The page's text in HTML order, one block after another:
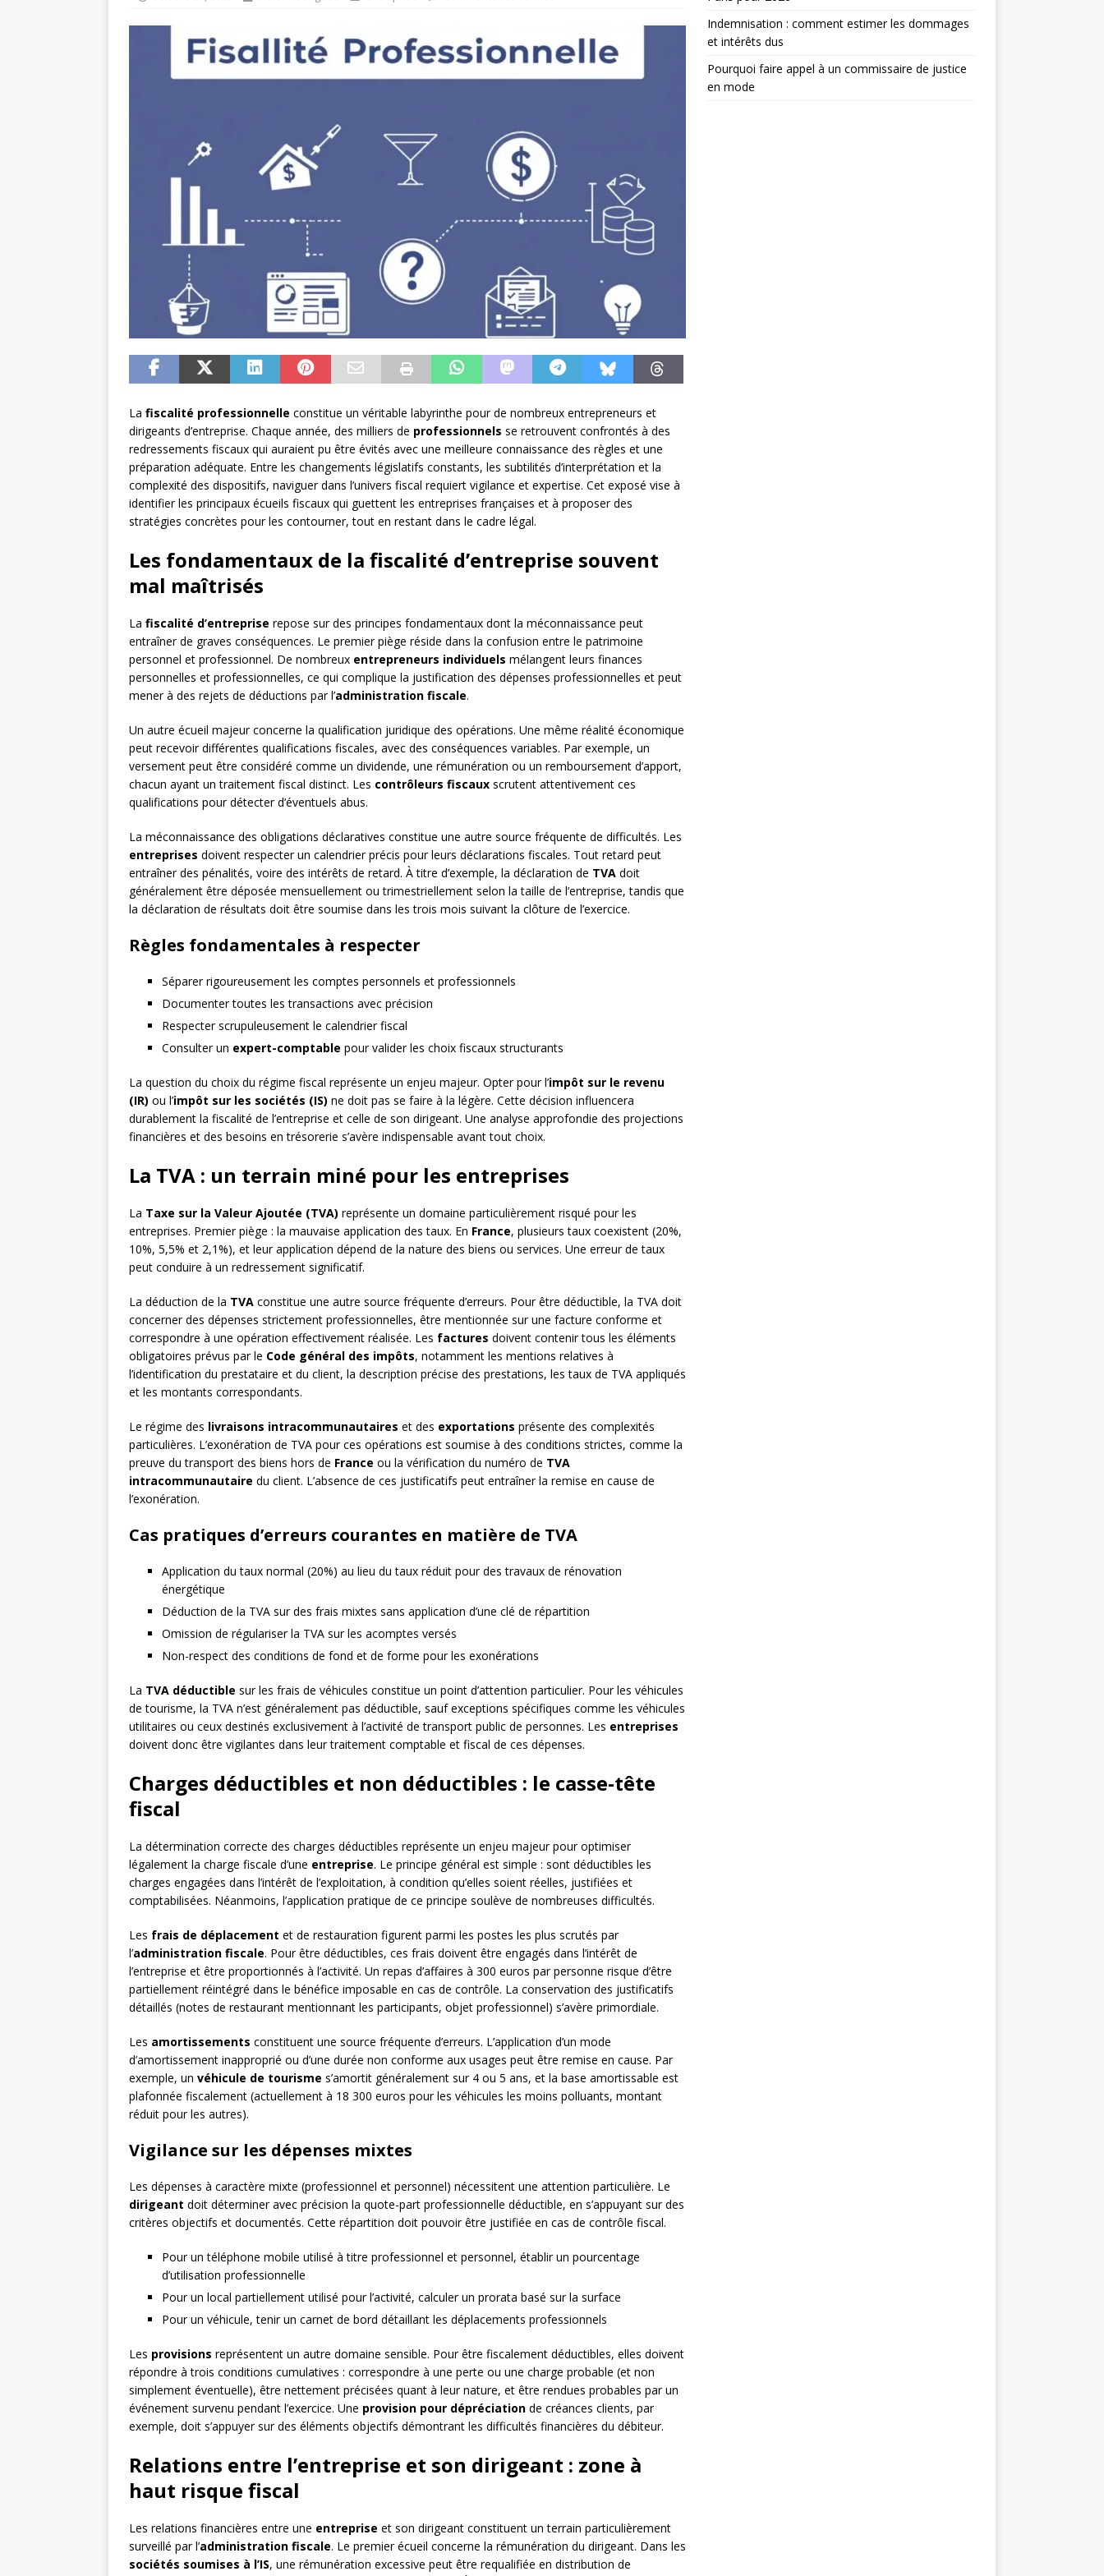
La fiscalité professionnelle constitue un véritable labyrinthe pour de nombreux entrepreneurs et
dirigeants d’entreprise. Chaque année, des milliers de professionnels se retrouvent confrontés à des
redressements fiscaux qui auraient pu être évités avec une meilleure connaissance des règles et une
préparation adéquate. Entre les changements législatifs constants, les subtilités d’interprétation et la
complexité des dispositifs, naviguer dans l’univers fiscal requiert vigilance et expertise. Cet exposé vise à
identifier les principaux écueils fiscaux qui guettent les entreprises françaises et à proposer des
stratégies concrètes pour les contourner, tout en restant dans le cadre légal.
Les fondamentaux de la fiscalité d’entreprise souvent
mal maîtrisés
La fiscalité d’entreprise repose sur des principes fondamentaux dont la méconnaissance peut
entraîner de graves conséquences. Le premier piège réside dans la confusion entre le patrimoine
personnel et professionnel. De nombreux entrepreneurs individuels mélangent leurs finances
personnelles et professionnelles, ce qui complique la justification des dépenses professionnelles et peut
mener à des rejets de déductions par l’administration fiscale.
Un autre écueil majeur concerne la qualification juridique des opérations. Une même réalité économique
peut recevoir différentes qualifications fiscales, avec des conséquences variables. Par exemple, un
versement peut être considéré comme un dividende, une rémunération ou un remboursement d’apport,
chacun ayant un traitement fiscal distinct. Les contrôleurs fiscaux scrutent attentivement ces
qualifications pour détecter d’éventuels abus.
La méconnaissance des obligations déclaratives constitue une autre source fréquente de difficultés. Les
entreprises doivent respecter un calendrier précis pour leurs déclarations fiscales. Tout retard peut
entraîner des pénalités, voire des intérêts de retard. À titre d’exemple, la déclaration de TVA doit
généralement être déposée mensuellement ou trimestriellement selon la taille de l’entreprise, tandis que
la déclaration de résultats doit être soumise dans les trois mois suivant la clôture de l’exercice.
Règles fondamentales à respecter
Séparer rigoureusement les comptes personnels et professionnels
Documenter toutes les transactions avec précision
Respecter scrupuleusement le calendrier fiscal
Consulter un expert-comptable pour valider les choix fiscaux structurants
La question du choix du régime fiscal représente un enjeu majeur. Opter pour l’impôt sur le revenu
(IR) ou l’impôt sur les sociétés (IS) ne doit pas se faire à la légère. Cette décision influencera
durablement la fiscalité de l’entreprise et celle de son dirigeant. Une analyse approfondie des projections
financières et des besoins en trésorerie s’avère indispensable avant tout choix.
La TVA : un terrain miné pour les entreprises
La Taxe sur la Valeur Ajoutée (TVA) représente un domaine particulièrement risqué pour les
entreprises. Premier piège : la mauvaise application des taux. En France, plusieurs taux coexistent (20%,
10%, 5,5% et 2,1%), et leur application dépend de la nature des biens ou services. Une erreur de taux
peut conduire à un redressement significatif.
La déduction de la TVA constitue une autre source fréquente d’erreurs. Pour être déductible, la TVA doit
concerner des dépenses strictement professionnelles, être mentionnée sur une facture conforme et
correspondre à une opération effectivement réalisée. Les factures doivent contenir tous les éléments
obligatoires prévus par le Code général des impôts, notamment les mentions relatives à
l’identification du prestataire et du client, la description précise des prestations, les taux de TVA appliqués
et les montants correspondants.
Le régime des livraisons intracommunautaires et des exportations présente des complexités
particulières. L’exonération de TVA pour ces opérations est soumise à des conditions strictes, comme la
preuve du transport des biens hors de France ou la vérification du numéro de TVA
intracommunautaire du client. L’absence de ces justificatifs peut entraîner la remise en cause de
l’exonération.
Cas pratiques d’erreurs courantes en matière de TVA
Application du taux normal (20%) au lieu du taux réduit pour des travaux de rénovation
énergétique
Déduction de la TVA sur des frais mixtes sans application d’une clé de répartition
Omission de régulariser la TVA sur les acomptes versés
Non-respect des conditions de fond et de forme pour les exonérations
La TVA déductible sur les frais de véhicules constitue un point d’attention particulier. Pour les véhicules
de tourisme, la TVA n’est généralement pas déductible, sauf exceptions spécifiques comme les véhicules
utilitaires ou ceux destinés exclusivement à l’activité de transport public de personnes. Les entreprises
doivent donc être vigilantes dans leur traitement comptable et fiscal de ces dépenses.
Charges déductibles et non déductibles : le casse-tête
fiscal
La détermination correcte des charges déductibles représente un enjeu majeur pour optimiser
légalement la charge fiscale d’une entreprise. Le principe général est simple : sont déductibles les
charges engagées dans l’intérêt de l’exploitation, à condition qu’elles soient réelles, justifiées et
comptabilisées. Néanmoins, l’application pratique de ce principe soulève de nombreuses difficultés.
Les frais de déplacement et de restauration figurent parmi les postes les plus scrutés par
l’administration fiscale. Pour être déductibles, ces frais doivent être engagés dans l’intérêt de
l’entreprise et être proportionnés à l’activité. Un repas d’affaires à 300 euros par personne risque d’être
partiellement réintégré dans le bénéfice imposable en cas de contrôle. La conservation des justificatifs
détaillés (notes de restaurant mentionnant les participants, objet professionnel) s’avère primordiale.
Les amortissements constituent une source fréquente d’erreurs. L’application d’un mode
d’amortissement inapproprié ou d’une durée non conforme aux usages peut être remise en cause. Par
exemple, un véhicule de tourisme s’amortit généralement sur 4 ou 5 ans, et la base amortissable est
plafonnée fiscalement (actuellement à 18 300 euros pour les véhicules les moins polluants, montant
réduit pour les autres).
Vigilance sur les dépenses mixtes
Les dépenses à caractère mixte (professionnel et personnel) nécessitent une attention particulière. Le
dirigeant doit déterminer avec précision la quote-part professionnelle déductible, en s’appuyant sur des
critères objectifs et documentés. Cette répartition doit pouvoir être justifiée en cas de contrôle fiscal.
Pour un téléphone mobile utilisé à titre professionnel et personnel, établir un pourcentage
d’utilisation professionnelle
Pour un local partiellement utilisé pour l’activité, calculer un prorata basé sur la surface
Pour un véhicule, tenir un carnet de bord détaillant les déplacements professionnels
Les provisions représentent un autre domaine sensible. Pour être fiscalement déductibles, elles doivent
répondre à trois conditions cumulatives : correspondre à une perte ou une charge probable (et non
simplement éventuelle), être nettement précisées quant à leur nature, et être rendues probables par un
événement survenu pendant l’exercice. Une provision pour dépréciation de créances clients, par
exemple, doit s’appuyer sur des éléments objectifs démontrant les difficultés financières du débiteur.
Relations entre l’entreprise et son dirigeant : zone à
haut risque fiscal
Les relations financières entre une entreprise et son dirigeant constituent un terrain particulièrement
surveillé par l’administration fiscale. Le premier écueil concerne la rémunération du dirigeant. Dans les
sociétés soumises à l’IS, une rémunération excessive peut être requalifiée en distribution de
Indemnisation : comment estimer les dommages
et intérêts dus
Pourquoi faire appel à un commissaire de justice
en mode